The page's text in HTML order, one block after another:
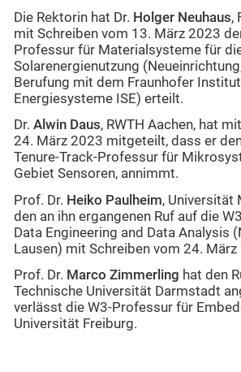
Die Rektorin hat Dr. Holger Neuhaus,
mit Schreiben vom 13. März 2023
Professur für Materialsysteme für
Solarenergienutzung
Berufung mit dem Fraunhofer
Energiesysteme ISE) erteilt.
Dr. Alwin Daus, RWTH Aachen, hat
24. März 2023 mitgeteilt, dass er
Tenure-Track-Professur für
Gebiet Sensoren, annimmt.
Prof. Dr. Heiko Paulheim, Universität
den an ihn ergangenen Ruf auf die
Data Engineering and Data Analysis
Lausen) mit Schreiben vom 24.
Prof. Dr. Marco Zimmerling hat den
Technische Universität Darmstadt
verlässt die W3-Professur für
Universität Freiburg.